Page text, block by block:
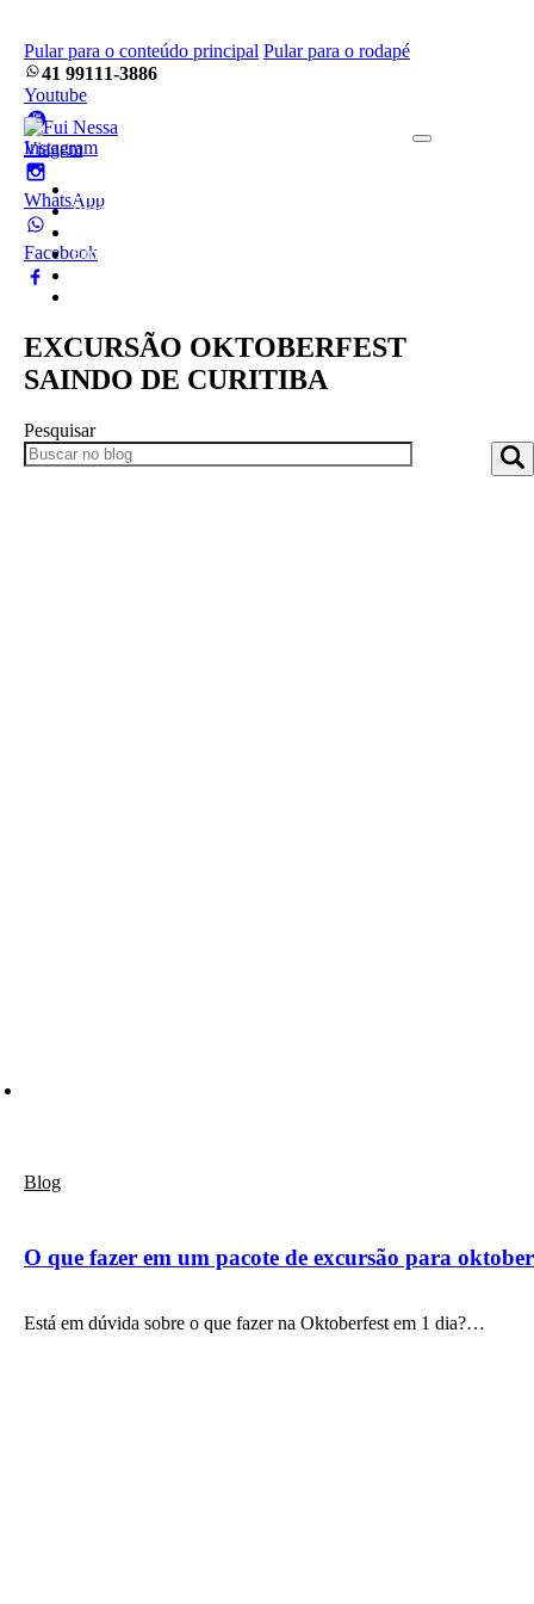
Pular para o conteúdo principal Pular para o rodapé
41 99111-3886
Youtube
Instagram
WhatsApp
Facebook
Home
Pacotes
Empresa
EXCURSÃO OKTOBERFEST
SAINDO DE CURITIBA
Pesquisar
Blog
O que fazer em um pacote de excursão para
Está em dúvida sobre o que fazer na Oktoberfest em 1 dia?…